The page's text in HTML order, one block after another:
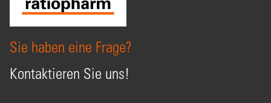
Sie haben eine Frage?
Kontaktieren Sie uns!